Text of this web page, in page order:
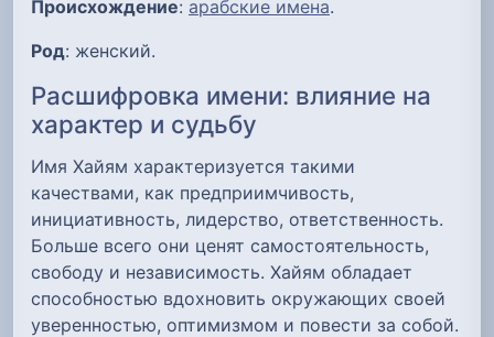
Происхождение: арабские имена.
Род: женский.
Расшифровка имени: влияние на
характер и судьбу
Имя Хайям характеризуется такими
качествами, как предприимчивость,
инициативность, лидерство, ответственность.
Больше всего они ценят самостоятельность,
свободу и независимость. Хайям обладает
способностью вдохновить окружающих своей
уверенностью, оптимизмом и повести за собой.